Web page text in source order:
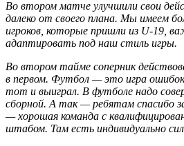
Во втором матче улучшили свои
далеко от своего плана. Мы имеем
игроков, которые пришли из U-19,
адаптировать под наш стиль игры.
Во втором тайме соперник
в первом. Футбол — это игра
тот и выиграл. В футболе надо
сборной. А так — ребятам спасибо
— хорошая команда с
штабом. Там есть индивидуально